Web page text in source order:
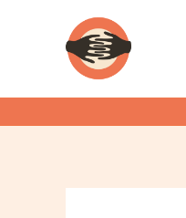
contenido